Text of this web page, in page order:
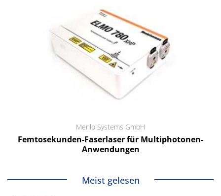
Menlo Systems GmbH
Femtosekunden-Faserlaser für Multiphotonen-
Anwendungen
Meist gelesen